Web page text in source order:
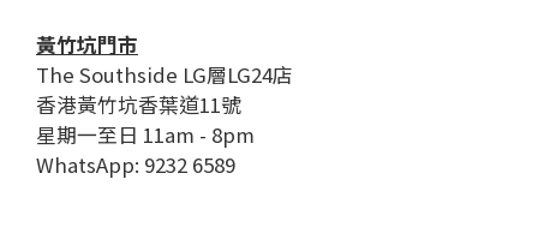
黃竹坑門市
The Southside LG層LG24店
香港黃竹坑香葉道11號
星期一至日 11am - 8pm
WhatsApp: 9232 6589